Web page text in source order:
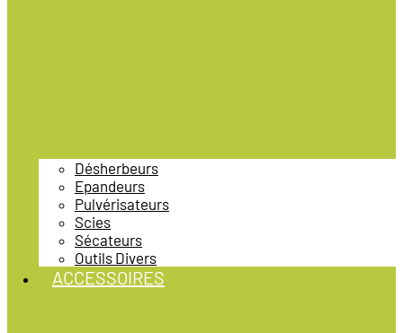
Désherbeurs
Epandeurs
Pulvérisateurs
Scies
Sécateurs
Outils Divers
ACCESSOIRES